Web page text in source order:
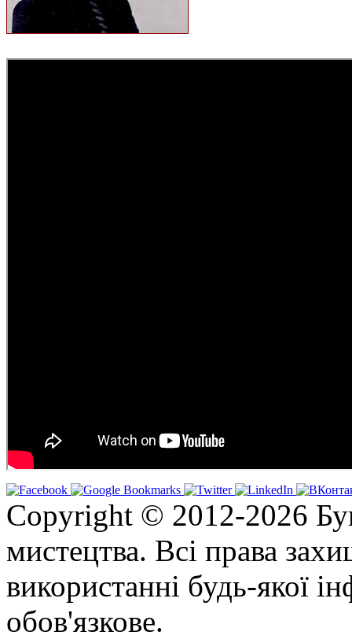
Copyright © 2012-2026
мистецтва. Всі права
використанні будь-якої
обов'язкове.